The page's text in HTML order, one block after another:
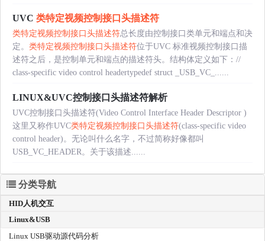
UVC 类特定视频控制接口头描述符
类特定视频控制接口头描述符总长度由控制接口类单元和端点和决
定。 类特定视频控制接口头描述符位于UVC 标准视频控制接口描
述符之后，是控制单元和端点的描述符头。结构体定义如下：//
class-specific video control headertypedef struct _USB_VC_......
LINUX&UVC控制接口头描述符解析
UVC控制接口头描述符(Video Control Interface Header Descriptor )
这里又称作UVC类特定视频控制接口头描述符(class-specific video
control header)。无论叫什么名字，不过简称好像都叫
USB_VC_HEADER。关于该描述......
分类导航
HID人机交互
Linux&USB
Linux USB驱动源代码分析